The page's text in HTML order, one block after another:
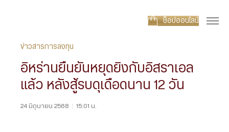
ช็อปออนไลน์
ข่าวสารการลงทุน
อิหร่านยืนยันหยุดยิงกับอิสราเอล
แล้ว หลังสู้รบดุเดือดนาน 12 วัน
24 มิถุนายน 2568 | 15:01 น.